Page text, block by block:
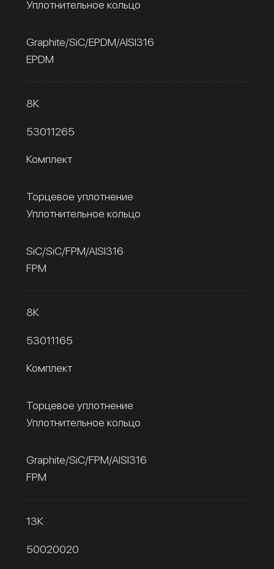
Уплотнительное кольцо
Graphite/SiC/EPDM/AISI316
EPDM
8К
53011265
Комплект
Торцевое уплотнение
Уплотнительное кольцо
SiC/SiC/FPM/AISI316
FPM
8К
53011165
Комплект
Торцевое уплотнение
Уплотнительное кольцо
Graphite/SiC/FPM/AISI316
FPM
13К
50020020